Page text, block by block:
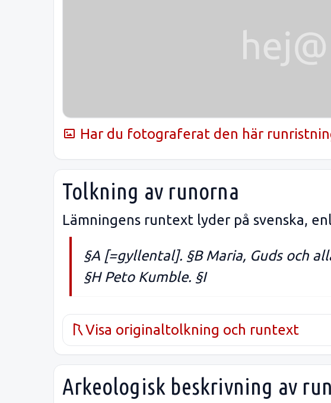
Har du fotograferat den här
Tolkning av runorna
Lämningens runtext lyder på svenska,
§A [=gyllental]. §B Maria, Guds och
§H Peto Kumble. §I
Visa originaltolkning och runtext
Arkeologisk beskrivning av